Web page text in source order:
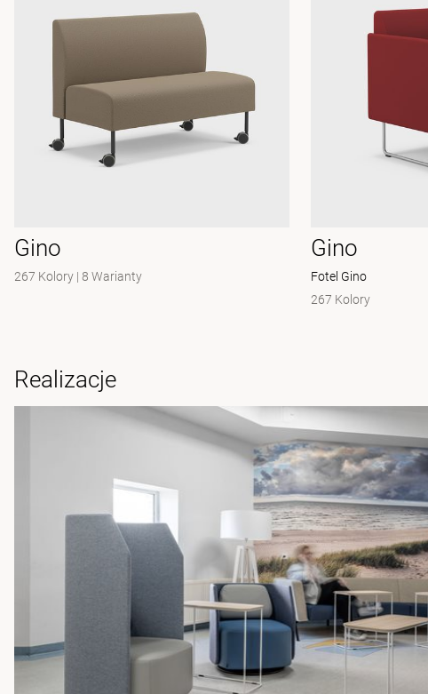
Gino
267 Kolory | 8 Warianty
Gino
Fotel Gino
267 Kolory
Realizacje